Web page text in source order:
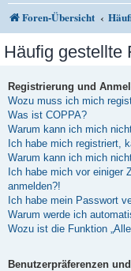
Foren-Übersicht
Häufig gestellte
Registrierung und
Wozu muss ich mich
Was ist COPPA?
Warum kann ich mich
Ich habe mich registriert,
Warum kann ich mich
Ich habe mich vor einiger
anmelden?!
Ich habe mein Passwort
Warum werde ich
Wozu ist die Funktion
Benutzerpräferenzen